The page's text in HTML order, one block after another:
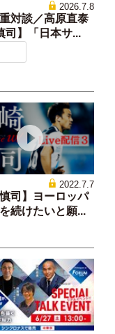
2026.7.8
重対談／高原直泰
司】「日本サ...
2022.7.7
慎司】ヨーロッパ
続けたいと願...